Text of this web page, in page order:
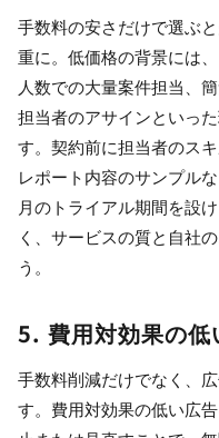
手数料の安さだけで選ぶ
重に。低価格の背景には
人数での大量案件担当、
担当者のアサインといっ
す。契約前に担当者のス
レポート内容のサンプル
月のトライアル期間を設
く、サービスの質と自社
う。
5. 費用対効果の低
手数料削減だけでなく、
す。費用対効果の低い広